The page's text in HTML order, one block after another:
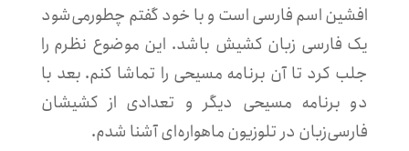
افشین اسم فارسی است و با خود گفتم چطورمی‌شود
یک فارسی زبان کشیش باشد. این موضوع نظرم را
جلب کرد تا آن برنامه مسیحی را تماشا کنم. بعد با
دو برنامه مسیحی دیگر و تعدادی از کشیشان
فارسی‌زبان در تلوزیون ماهواره‌ای آشنا شدم.